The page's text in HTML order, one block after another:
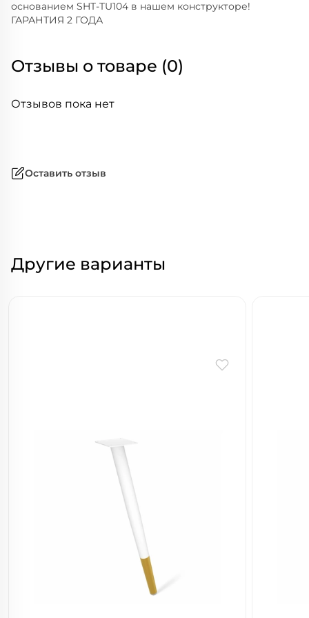
основанием SHT-TU104 в нашем конструкторе!
ГАРАНТИЯ 2 ГОДА
Отзывы о товаре (0)
Отзывов пока нет
Оставить отзыв
Другие варианты